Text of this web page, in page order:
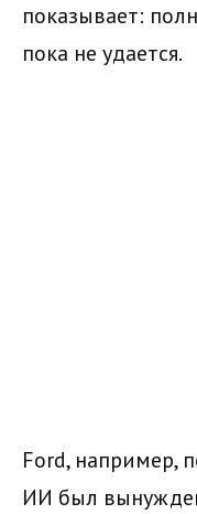
показывает:
пока не удается.
Ford, например,
ИИ был